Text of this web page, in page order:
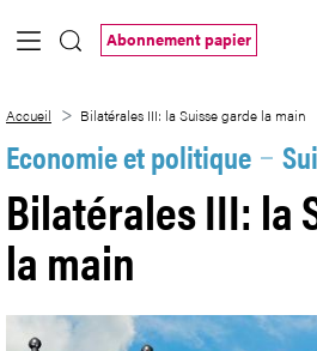
Saut au contenu principal
Abonnement papier
Accueil Bilatérales III: la Suisse garde la main
Economie et politique
Bilatérales III: la
la main